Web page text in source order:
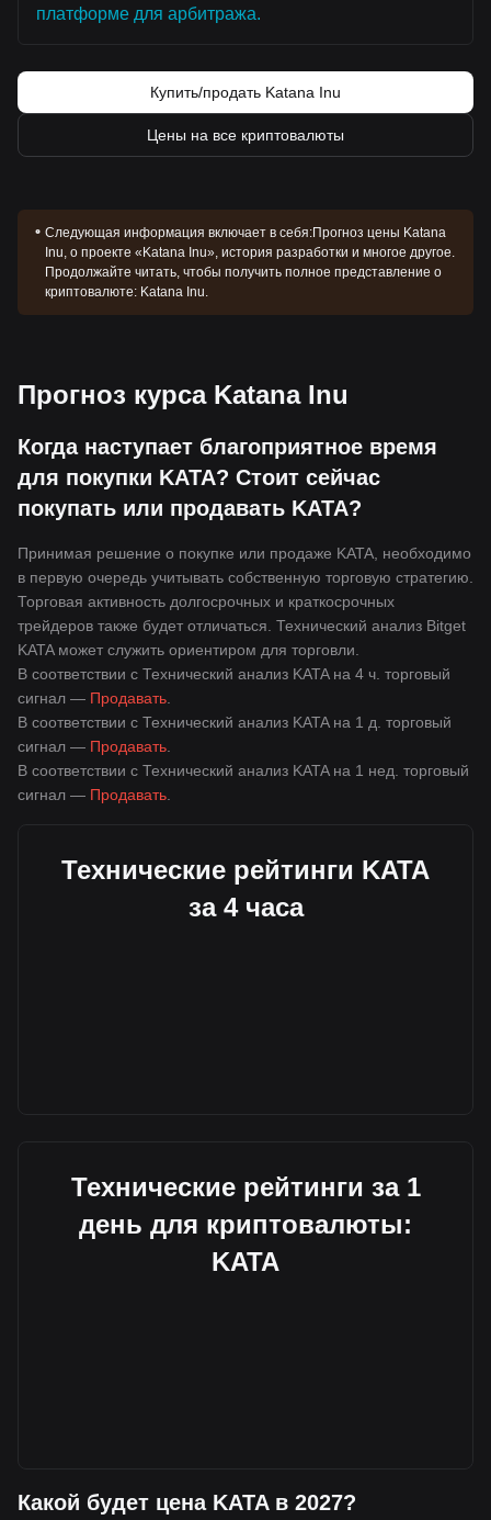
платформе для арбитража.
Купить/продать Katana Inu
Цены на все криптовалюты
Следующая информация включает в себя:Прогноз цены Katana
Inu, о проекте «Katana Inu», история разработки и многое другое.
Продолжайте читать, чтобы получить полное представление о
криптовалюте: Katana Inu.
Прогноз курса Katana Inu
Когда наступает благоприятное время
для покупки KATA? Стоит сейчас
покупать или продавать KATA?
Принимая решение о покупке или продаже KATA, необходимо
в первую очередь учитывать собственную торговую стратегию.
Торговая активность долгосрочных и краткосрочных
трейдеров также будет отличаться. Технический анализ Bitget
KATA может служить ориентиром для торговли.
В соответствии с Технический анализ KATA на 4 ч. торговый
сигнал — Продавать
В соответствии с Технический анализ KATA на 1 д. торговый
сигнал — Продавать
В соответствии с Технический анализ KATA на 1 нед. торговый
сигнал — Продавать
Технические рейтинги KATA
за 4 часа
Технические рейтинги за 1
день для криптовалюты:
KATA
Какой будет цена KATA в 2027?